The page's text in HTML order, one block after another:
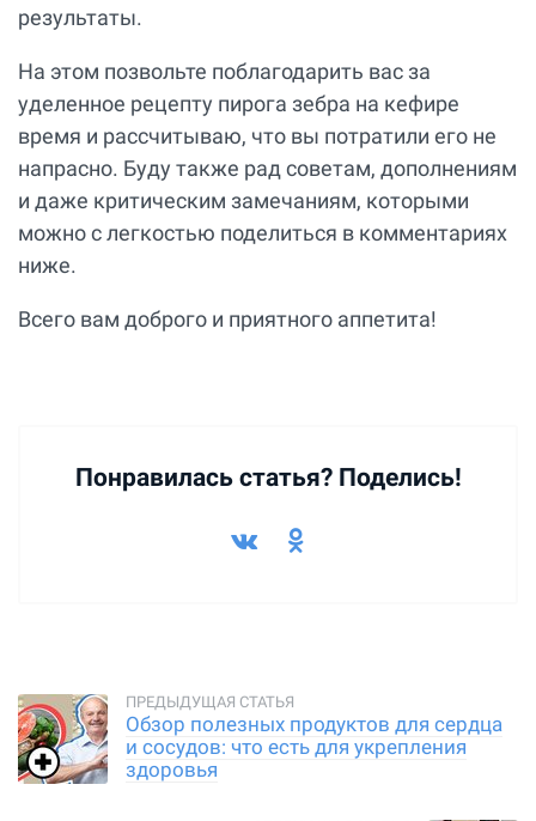
результаты.
На этом позвольте поблагодарить вас за
уделенное рецепту пирога зебра на кефире
время и рассчитываю, что вы потратили его не
напрасно. Буду также рад советам, дополнениям
и даже критическим замечаниям, которыми
можно с легкостью поделиться в комментариях
ниже.
Всего вам доброго и приятного аппетита!
Понравилась статья? Поделись!
Обзор полезных продуктов для сердца
и сосудов: что есть для укрепления
здоровья